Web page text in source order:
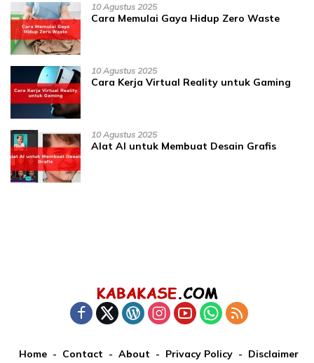
10 Agustus 2025
Cara Memulai Gaya Hidup Zero Waste
10 Agustus 2025
Cara Kerja Virtual Reality untuk Gaming
10 Agustus 2025
Alat AI untuk Membuat Desain Grafis
Home Contact About Privacy Policy Disclaimer